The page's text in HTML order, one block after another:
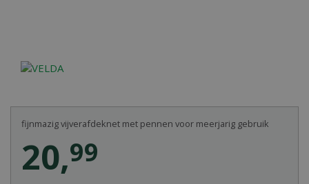
20,99
fijnmazig vijverafdeknet met pennen voor meerjarig gebruik